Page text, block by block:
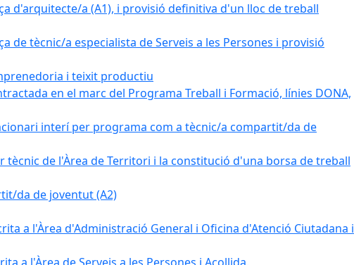
d'arquitecte/a (A1), i provisió definitiva d'un lloc de treball
de tècnic/a especialista de Serveis a les Persones i provisió
i teixit productiu
en el marc del Programa Treball i Formació, línies DONA,
interí per programa com a tècnic/a compartit/da de
tècnic de l'Àrea de Territori i la constitució d'una borsa de treball
da de joventut (A2)
a l'Àrea d'Administració General i Oficina d'Atenció Ciutadana i